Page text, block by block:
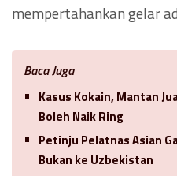
mempertahankan gelar
Baca Juga
Kasus Kokain, Mantan
Boleh Naik Ring
Petinju Pelatnas Asian
Bukan ke Uzbekistan